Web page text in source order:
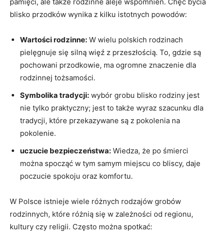
blisko przodków wynika z kilku istotnych powodów:
Wartości rodzinne: W wielu polskich rodzinach
pielęgnuje się silną więź z przeszłością. To, gdzie są
pochowani przodkowie, ma ogromne znaczenie dla
rodzinnej tożsamości.
Symbolika tradycji: wybór grobu blisko rodziny jest
nie tylko praktyczny; jest to także wyraz szacunku dla
tradycji, które przekazywane są z pokolenia na
pokolenie.
uczucie bezpieczeństwa: Wiedza, że po śmierci
można spocząć w tym samym miejscu co bliscy, daje
poczucie spokoju oraz komfortu.
W Polsce istnieje wiele różnych rodzajów grobów
rodzinnych, które różnią się w zależności od regionu,
kultury czy religii. Często można spotkać: